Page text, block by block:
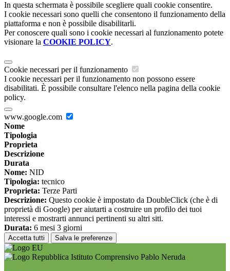
In questa schermata è possibile scegliere quali cookie consentire.
I cookie necessari sono quelli che consentono il funzionamento della
piattaforma e non è possibile disabilitarli.
Per conoscere quali sono i cookie necessari al funzionamento potete
visionare la COOKIE POLICY.
Cookie necessari per il funzionamento
I cookie necessari per il funzionamento non possono essere
disabilitati. È possibile consultare l'elenco nella pagina della cookie
policy.
www.google.com
Nome
Tipologia
Proprieta
Descrizione
Durata
Nome: NID
Tipologia: tecnico
Proprieta: Terze Parti
Descrizione: Questo cookie è impostato da DoubleClick (che è di
proprietà di Google) per aiutarti a costruire un profilo dei tuoi
interessi e mostrarti annunci pertinenti su altri siti.
Durata: 6 mesi 3 giorni
Accetta tutti Salva le preferenze
Istituto Comprensivo Pablo Neruda